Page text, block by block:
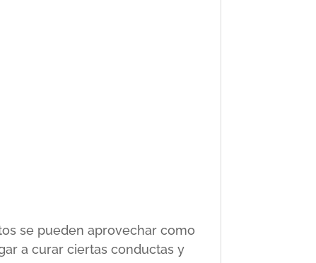
se pueden aprovechar como
a curar ciertas conductas y